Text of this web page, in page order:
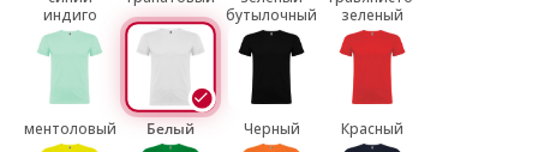
индиго
бутылочный
зеленый
ментоловый Белый Черный Красный